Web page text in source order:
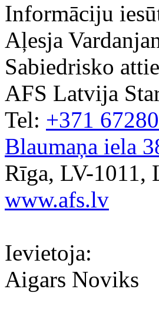
Informāciju
Aļesja
Sabiedrisko
AFS Latvija
Tel: +371
Blaumaņa iela
Rīga, LV-1011,
www.afs.lv
Ievietoja:
Aigars Noviks